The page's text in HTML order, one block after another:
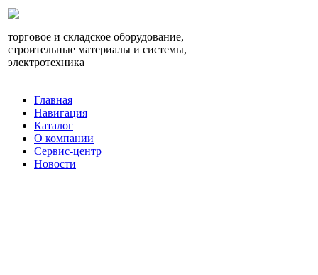
торговое и складское оборудование,
строительные материалы и системы,
электротехника
Главная
Навигация
Каталог
О компании
Сервис-центр
Новости